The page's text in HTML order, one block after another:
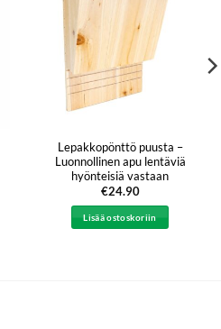
Lepakkopönttö puusta –
Luonnollinen apu lentäviä
hyönteisiä vastaan
€24.90
Lisää ostoskoriin